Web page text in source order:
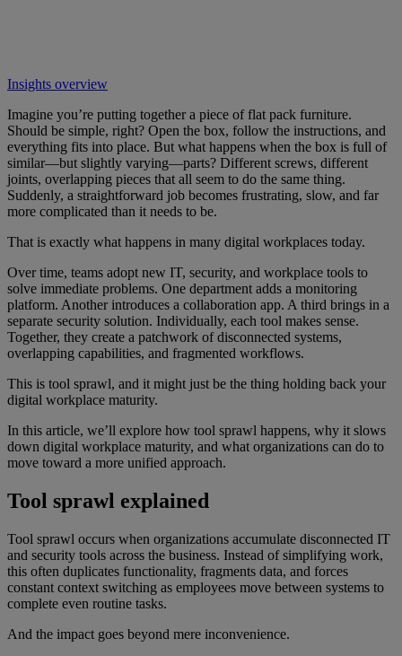
Insights overview
Imagine you’re putting together a piece of flat pack furniture.
Should be simple, right? Open the box, follow the instructions, and
everything fits into place. But what happens when the box is full of
similar—but slightly varying—parts? Different screws, different
joints, overlapping pieces that all seem to do the same thing.
Suddenly, a straightforward job becomes frustrating, slow, and far
more complicated than it needs to be.
That is exactly what happens in many digital workplaces today.
Over time, teams adopt new IT, security, and workplace tools to
solve immediate problems. One department adds a monitoring
platform. Another introduces a collaboration app. A third brings in a
separate security solution. Individually, each tool makes sense.
Together, they create a patchwork of disconnected systems,
overlapping capabilities, and fragmented workflows.
This is tool sprawl, and it might just be the thing holding back your
digital workplace maturity.
In this article, we’ll explore how tool sprawl happens, why it slows
down digital workplace maturity, and what organizations can do to
move toward a more unified approach.
Tool sprawl explained
Tool sprawl occurs when organizations accumulate disconnected IT
and security tools across the business. Instead of simplifying work,
this often duplicates functionality, fragments data, and forces
constant context switching as employees move between systems to
complete even routine tasks.
And the impact goes beyond mere inconvenience.